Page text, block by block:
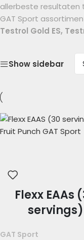
allerbeste resultaten
GAT Sport
Testrol Gold ES,
Show sidebar
Flexx EAAs
servings)
GAT Sport